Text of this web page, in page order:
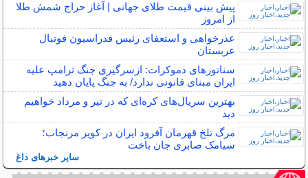
پیش بینی قیمت طلای جهانی | آغاز حراج شمش طلا
از امروز
عذرخواهی و استعفای رئیس فدراسیون فوتبال
عربستان
سناتورهای دموکرات: ازسرگیری جنگ ترامپ علیه
ایران مبنای قانونی ندارد/ به جنگ پایان دهید
بهترین سریال‌های کره‌ای که در تیر و مرداد خواهیم
دید
مرگ تلخ قهرمان آفرود ایران در کویر مرنجاب؛
سیامک صابری جان باخت
سایر خبرهای داغ